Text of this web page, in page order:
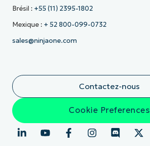
Brésil : +55 (11) 2395-1802
Mexique : + 52 800-099-0732
sales@ninjaone.com
Contactez-nous
Cookie Preferences